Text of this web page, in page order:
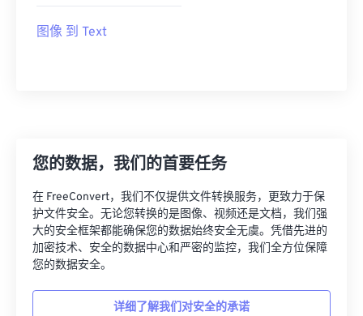
图像 到 Text
您的数据，我们的首要任务
在 FreeConvert，我们不仅提供文件转换服务，更致力于保
护文件安全。无论您转换的是图像、视频还是文档，我们强
大的安全框架都能确保您的数据始终安全无虞。凭借先进的
加密技术、安全的数据中心和严密的监控，我们全方位保障
您的数据安全。
详细了解我们对安全的承诺